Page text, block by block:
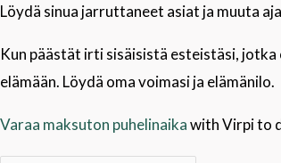
Löydä sinua jarruttaneet asiat ja muuta
Kun päästät irti sisäisistä esteistäsi,
elämään. Löydä oma voimasi ja elämänilo.
Varaa maksuton puhelinaikawith Virpi to